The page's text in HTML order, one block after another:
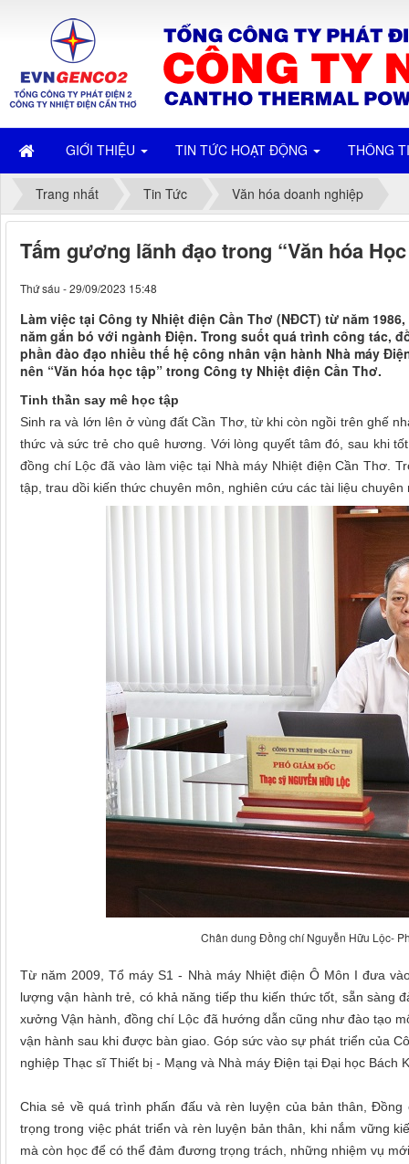
GIỚI THIỆU TIN TỨC HOẠT ĐỘNG THÔNG
Trang nhất Tin Tức Văn hóa doanh nghiệp
Tấm gương lãnh đạo trong “Văn hóa
Thứ sáu - 29/09/2023 15:48
Làm việc tại Công ty Nhiệt điện Cần Thơ (NĐCT) từ năm
năm gắn bó với ngành Điện. Trong suốt quá trình công tác,
phần đào đạo nhiều thế hệ công nhân vận hành Nhà máy
nên “Văn hóa học tập” trong Công ty Nhiệt điện Cần Thơ.
Tinh thần say mê học tập
Sinh ra và lớn lên ở vùng đất Cần Thơ, từ khi còn ngồi trên ghế
thức và sức trẻ cho quê hương. Với lòng quyết tâm đó, sau khi
đồng chí Lộc đã vào làm việc tại Nhà máy Nhiệt điện Cần Thơ.
tập, trau dồi kiến thức chuyên môn, nghiên cứu các tài liệu
Chân dung Đồng chí Nguyễn Hữu Lộc-
Từ năm 2009, Tổ máy S1 - Nhà máy Nhiệt điện Ô Môn I đưa
lượng vận hành trẻ, có khả năng tiếp thu kiến thức tốt, sẵn sàng
xưởng Vận hành, đồng chí Lộc đã hướng dẫn cũng như đào tạo
vận hành sau khi được bàn giao. Góp sức vào sự phát triển của
nghiệp Thạc sĩ Thiết bị - Mạng và Nhà máy Điện tại Đại học Bách
Chia sẻ về quá trình phấn đấu và rèn luyện của bản thân,
trọng trong việc phát triển và rèn luyện bản thân, khi nắm vững
mà còn học để có thể đảm đương trọng trách, những nhiệm vụ